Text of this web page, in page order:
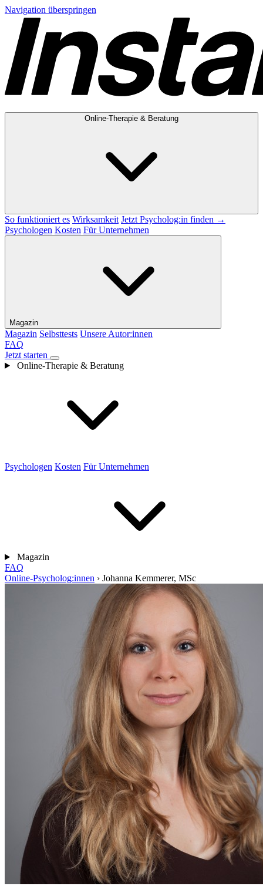
Navigation überspringen
Online-Therapie & Beratung
So funktioniert es Wirksamkeit Jetzt Psycholog:in finden →
Psychologen Kosten Für Unternehmen
Magazin
Magazin Selbsttests Unsere Autor:innen
FAQ
Jetzt starten
Online-Therapie & Beratung
Psychologen Kosten Für Unternehmen
Magazin
FAQ
Online-Psycholog:innen › Johanna Kemmerer, MSc